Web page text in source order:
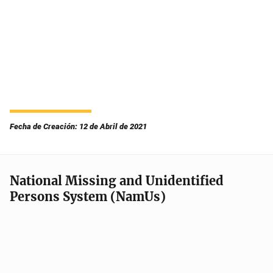
Fecha de Creación: 12 de Abril de 2021
National Missing and Unidentified
Persons System (NamUs)